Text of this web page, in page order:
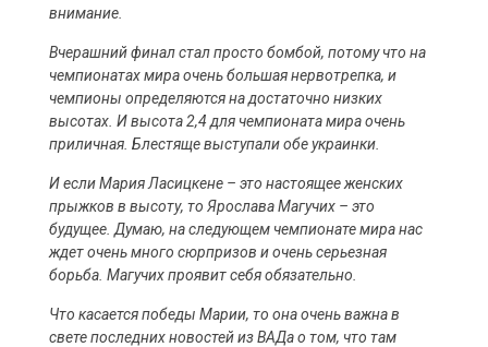
внимание.
Вчерашний финал стал просто бомбой, потому что на
чемпионатах мира очень большая нервотрепка, и
чемпионы определяются на достаточно низких
высотах. И высота 2,4 для чемпионата мира очень
приличная. Блестяще выступали обе украинки.
И если Мария Ласицкене – это настоящее женских
прыжков в высоту, то Ярослава Магучих – это
будущее. Думаю, на следующем чемпионате мира нас
ждет очень много сюрпризов и очень серьезная
борьба. Магучих проявит себя обязательно.
Что касается победы Марии, то она очень важна в
свете последних новостей из ВАДа о том, что там